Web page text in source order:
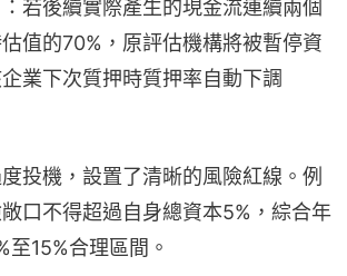
若後續實際產生的現金流連續兩個
值的70%，原評估機構將被暫停資
業下次質押時質押率自動下調
投機，設置了清晰的風險紅線。例
口不得超過自身總資本5%，綜合年
15%合理區間。